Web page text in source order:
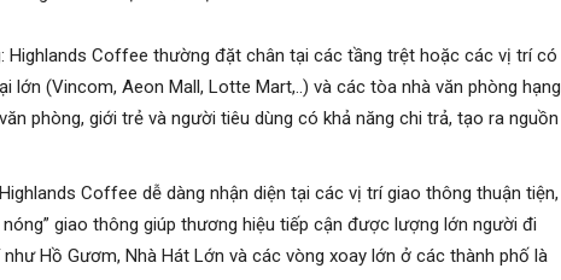
Highlands Coffee thường đặt chân tại các tầng trệt hoặc các vị trí có
(Vincom, Aeon Mall, Lotte Mart,..) và các tòa nhà văn phòng hạng
phòng, giới trẻ và người tiêu dùng có khả năng chi trả, tạo ra nguồn
Coffee dễ dàng nhận diện tại các vị trí giao thông thuận tiện,
giao thông giúp thương hiệu tiếp cận được lượng lớn người đi
Hồ Gươm, Nhà Hát Lớn và các vòng xoay lớn ở các thành phố là